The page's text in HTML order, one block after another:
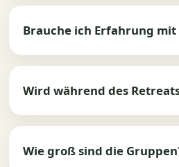
Brauche ich Erfahrung
Wird während des
Wie groß sind die